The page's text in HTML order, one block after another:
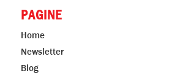
PAGINE
Home
Newsletter
Blog